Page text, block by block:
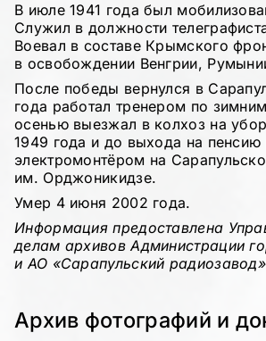
В июле 1941 года был
Служил в должности
Воевал в составе Крымского
в освобождении Венгрии,
После победы вернулся в
года работал тренером по
осенью выезжал в колхоз на
1949 года и до выхода на пенсию
электромонтёром на
им. Орджоникидзе.
Умер 4 июня 2002 года.
Информация предоставлена
делам архивов Администрации
и АО «Сарапульский
Архив фотографий и